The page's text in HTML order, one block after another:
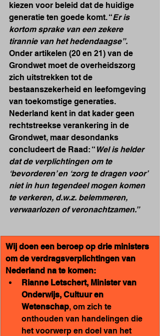
kiezen voor beleid dat de huidige
generatie ten goede komt. “Er is
kortom sprake van een zekere
tirannie van het hedendaagse”.
Onder artikelen (20 en 21) van de
Grondwet moet de overheidszorg
zich uitstrekken tot de
bestaanszekerheid en leefomgeving
van toekomstige generaties.
Nederland kent in dat kader geen
rechtstreekse verankering in de
Grondwet, maar desondanks
concludeert de Raad: “ Wel is helder
dat de verplichtingen om te
‘bevorderen’ en ‘zorg te dragen voor’
niet in hun tegendeel mogen komen
te verkeren, d.w.z. belemmeren,
verwaarlozen of veronachtzamen.”
Wij doen een beroep op drie ministers
om de verdragsverplichtingen van
Nederland na te komen:
Rianne Letschert, Minister van
Onderwijs, Cultuur en
Wetenschap, om zich te
onthouden van handelingen die
het voorwerp en doel van het